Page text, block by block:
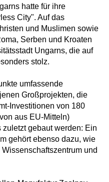
hatte für ihre
City". Auf das
und Muslimen sowie
Serben und Kroaten
Ungarns, die auf
stolz.
umfassende
Großprojekten, die
Investitionen von 180
aus EU-Mitteln)
gebaut werden: Ein
gehört ebenso dazu, wie
und